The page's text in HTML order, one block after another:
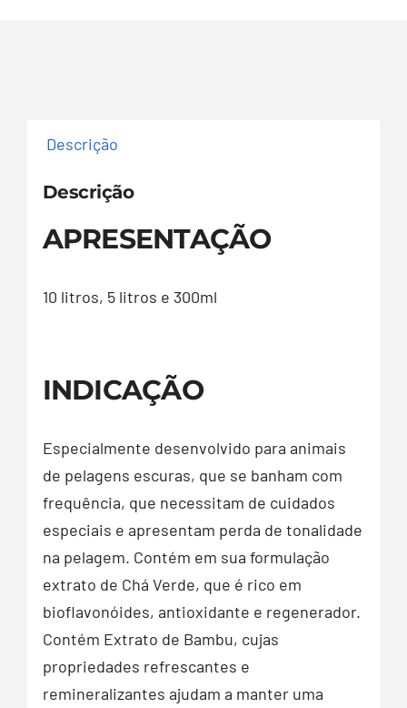
Descrição
Descrição
APRESENTAÇÃO
10 litros, 5 litros e 300ml
INDICAÇÃO
Especialmente desenvolvido para animais
de pelagens escuras, que se banham com
frequência, que necessitam de cuidados
especiais e apresentam perda de tonalidade
na pelagem. Contém em sua formulação
extrato de Chá Verde, que é rico em
bioflavonóides, antioxidante e regenerador.
Contém Extrato de Bambu, cujas
propriedades refrescantes e
remineralizantes ajudam a manter uma